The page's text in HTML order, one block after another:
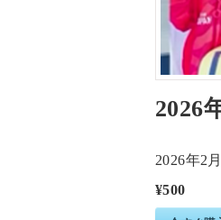
2026
2026年2
¥500